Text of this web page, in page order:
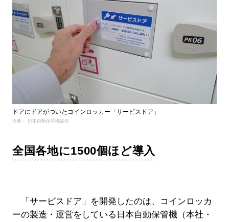
ドアにドアがついたコインロッカー「サービスドア」
出典： 日本自動保管機提供
全国各地に1500個ほど導入
「サービスドア」を開発したのは、コインロッカ
ーの製造・運営をしている日本自動保管機（本社・